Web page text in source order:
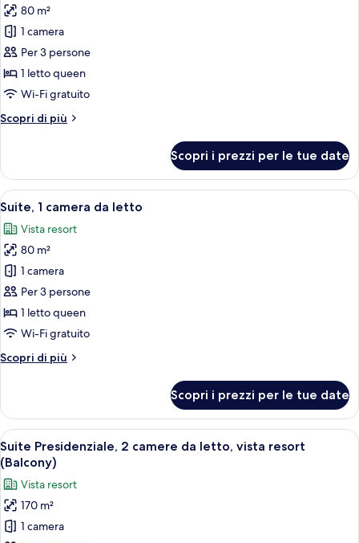
le
foto
per
Suite,
1
da
piscina
80 m²
1 camera
Per 3 persone
1 letto queen
Wi-Fi gratuito
Scopri di più
Altri
1
camera
da
vista
piscina
Scopri i prezzi per le tue date
Apri
tutte
le
foto
per
Suite,
1
camera
letto
Una camera d'albergo con un letto
6
Suite, 1 camera da letto
Vista resort
80 m²
1 camera
Per 3 persone
1 letto queen
Wi-Fi gratuito
Scopri di più
Altri
1
camera
da
letto
Scopri i prezzi per le tue date
Apri
tutte
le
foto
per
Suite
Una terrazza esterna moderna con
10
Suite Presidenziale, 2 camere da letto, vista resort
(Balcony)
Vista resort
170 m²
1 camera